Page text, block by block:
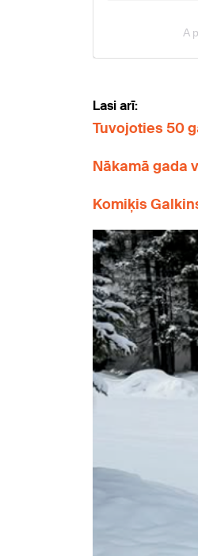
Lasi arī:
Tuvojoties 50
Nākamā gada
Komiķis